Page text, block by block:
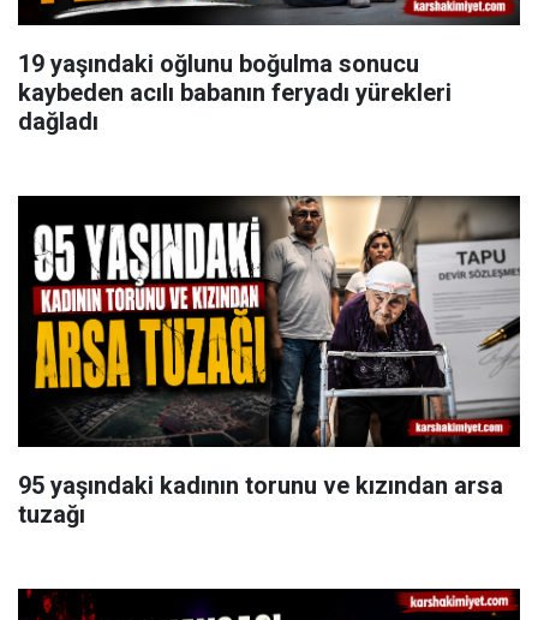
19 yaşındaki oğlunu boğulma sonucu
kaybeden acılı babanın feryadı yürekleri
dağladı
95 yaşındaki kadının torunu ve kızından arsa
tuzağı